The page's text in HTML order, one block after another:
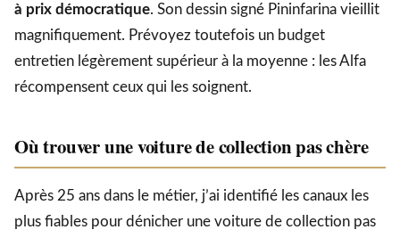
à prix démocratique. Son dessin signé Pininfarina vieillit
magnifiquement. Prévoyez toutefois un budget
entretien légèrement supérieur à la moyenne : les Alfa
récompensent ceux qui les soignent.
Où trouver une voiture de collection pas chère
Après 25 ans dans le métier, j’ai identifié les canaux les
plus fiables pour dénicher une voiture de collection pas